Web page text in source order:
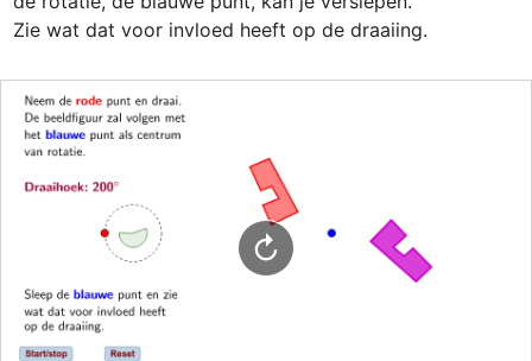
Zie wat dat voor invloed heeft op de draaiing.